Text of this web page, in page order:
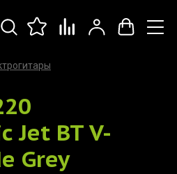
Jet BT V-
Grey